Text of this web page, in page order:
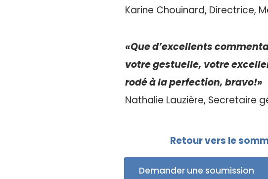
Karine Chouinard, Directrice,
«Que d’excellents
votre gestuelle, votre
rodé à la perfection, bravo!»
Nathalie Lauzière, Secretaire
Retour vers le
Demander une soumission